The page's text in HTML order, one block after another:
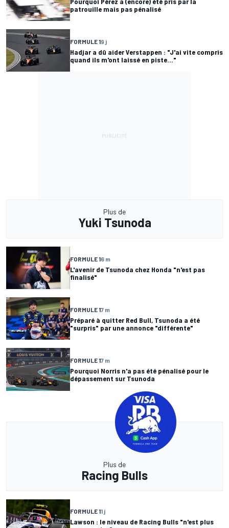
patrouille mais pas pénalisé
FORMULE 19 j
Hadjar a dû aider Verstappen : "J'ai vite compris
quand ils m'ont laissé en piste..."
Plus de
Yuki Tsunoda
FORMULE 16 m
L'avenir de Tsunoda chez Honda "n'est pas
finalisé"
FORMULE 17 m
Préparé à quitter Red Bull, Tsunoda a été
"surpris" par une annonce "différente"
FORMULE 17 m
Pourquoi Norris n'a pas été pénalisé pour le
dépassement sur Tsunoda
Plus de
Racing Bulls
FORMULE 11 j
Lawson : le niveau de Racing Bulls "n'est plus